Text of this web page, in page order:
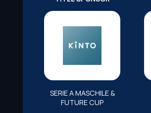
SERIE A MASCHILE &
FUTURE CUP